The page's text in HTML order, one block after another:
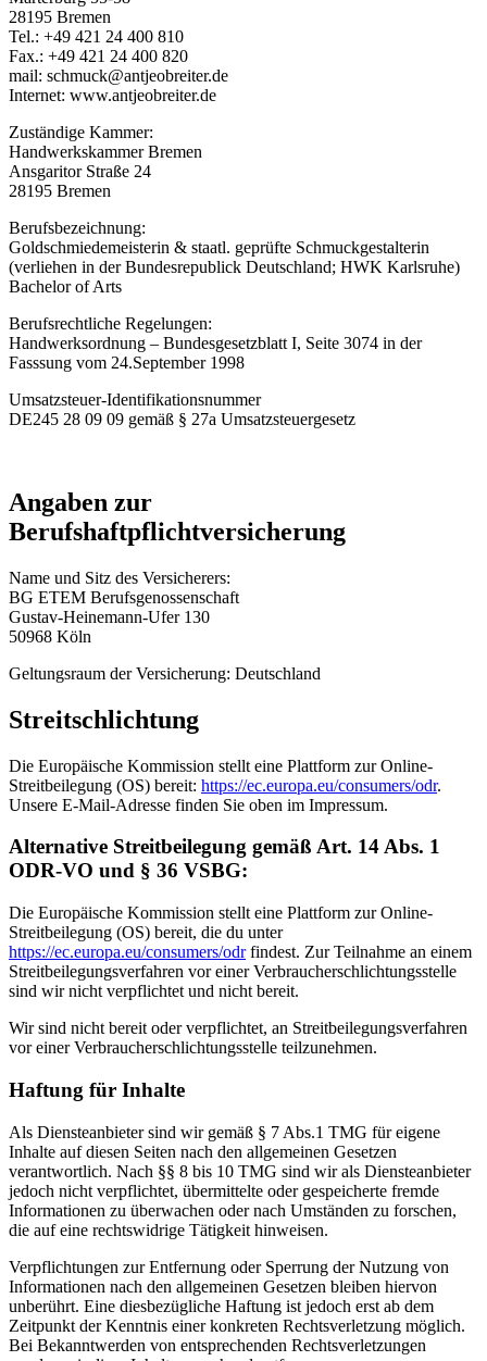
28195 Bremen
Tel.: +49 421 24 400 810
Fax.: +49 421 24 400 820
mail: schmuck@antjeobreiter.de
Internet: www.antjeobreiter.de
Zuständige Kammer:
Handwerkskammer Bremen
Ansgaritor Straße 24
28195 Bremen
Berufsbezeichnung:
Goldschmiedemeisterin & staatl. geprüfte Schmuckgestalterin
(verliehen in der Bundesrepublick Deutschland; HWK Karlsruhe)
Bachelor of Arts
Berufsrechtliche Regelungen:
Handwerksordnung – Bundesgesetzblatt I, Seite 3074 in der
Fasssung vom 24.September 1998
Umsatzsteuer-Identifikationsnummer
DE245 28 09 09 gemäß § 27a Umsatzsteuergesetz
Angaben zur
Berufshaftpflichtversicherung
Name und Sitz des Versicherers:
BG ETEM Berufsgenossenschaft
Gustav-Heinemann-Ufer 130
50968 Köln
Geltungsraum der Versicherung: Deutschland
Streitschlichtung
Die Europäische Kommission stellt eine Plattform zur Online-
Streitbeilegung (OS) bereit: https://ec.europa.eu/consumers/odr.
Unsere E-Mail-Adresse finden Sie oben im Impressum.
Alternative Streitbeilegung gemäß Art. 14 Abs. 1
ODR-VO und § 36 VSBG:
Die Europäische Kommission stellt eine Plattform zur Online-
Streitbeilegung (OS) bereit, die du unter
https://ec.europa.eu/consumers/odrfindest. Zur Teilnahme an einem
Streitbeilegungsverfahren vor einer Verbraucherschlichtungsstelle
sind wir nicht verpflichtet und nicht bereit.
Wir sind nicht bereit oder verpflichtet, an Streitbeilegungsverfahren
vor einer Verbraucherschlichtungsstelle teilzunehmen.
Haftung für Inhalte
Als Diensteanbieter sind wir gemäß § 7 Abs.1 TMG für eigene
Inhalte auf diesen Seiten nach den allgemeinen Gesetzen
verantwortlich. Nach §§ 8 bis 10 TMG sind wir als Diensteanbieter
jedoch nicht verpflichtet, übermittelte oder gespeicherte fremde
Informationen zu überwachen oder nach Umständen zu forschen,
die auf eine rechtswidrige Tätigkeit hinweisen.
Verpflichtungen zur Entfernung oder Sperrung der Nutzung von
Informationen nach den allgemeinen Gesetzen bleiben hiervon
unberührt. Eine diesbezügliche Haftung ist jedoch erst ab dem
Zeitpunkt der Kenntnis einer konkreten Rechtsverletzung möglich.
Bei Bekanntwerden von entsprechenden Rechtsverletzungen